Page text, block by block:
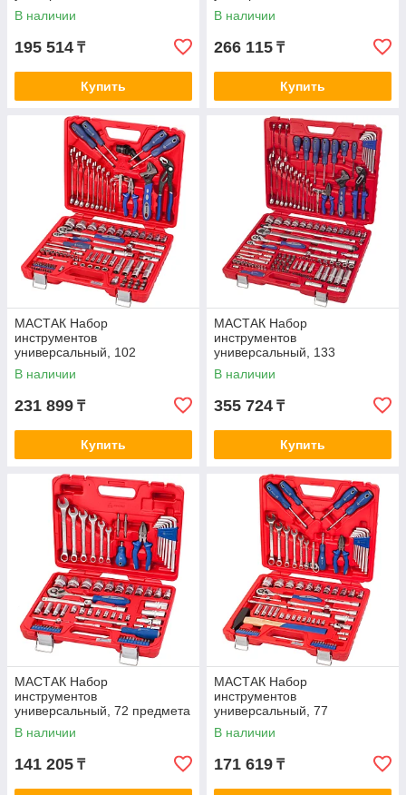
предмета МАСТАК 01-102C
В наличии
195 514 ₸
Купить
предметов KING TONY
7510MR
В наличии
266 115 ₸
Купить
МАСТАК Набор
инструментов
универсальный, 102
предмета МАСТАК 0-102C
В наличии
231 899 ₸
Купить
МАСТАК Набор
инструментов
универсальный, 133
предмета МАСТАК 0-133C
В наличии
355 724 ₸
Купить
МАСТАК Набор
инструментов
универсальный, 72 предмета
МАСТАК 0-072C
В наличии
141 205 ₸
МАСТАК Набор
инструментов
универсальный, 77
предметов МАСТАК 0-077C
В наличии
171 619 ₸